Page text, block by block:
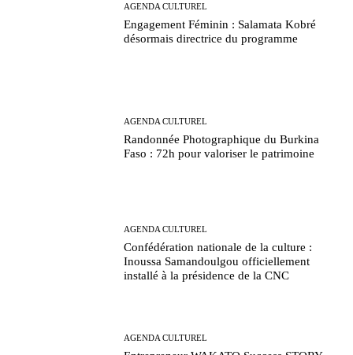
AGENDA CULTUREL
Engagement Féminin : Salamata Kobré
désormais directrice du programme
AGENDA CULTUREL
Randonnée Photographique du Burkina
Faso : 72h pour valoriser le patrimoine
AGENDA CULTUREL
Confédération nationale de la culture :
Inoussa Samandoulgou officiellement
installé à la présidence de la CNC
AGENDA CULTUREL